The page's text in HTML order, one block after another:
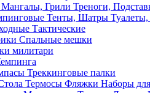
Мангалы, Грили Треноги,
Тенты, Шатры
Тактические
Спальные мешки
милитари
Треккинговые палки
Термосы Фляжки Наборы